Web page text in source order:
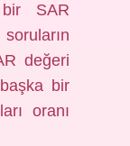
bir SAR
değeri
bir
oranı